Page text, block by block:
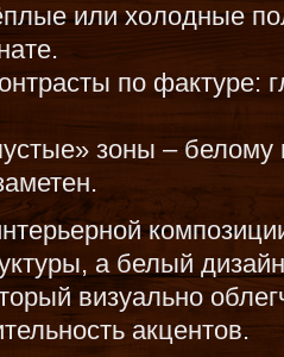
или холодные
по фактуре:
зоны –
а белый
визуально
акцентов.